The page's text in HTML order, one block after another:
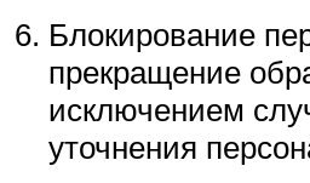
Блокирование
прекращение
исключением
уточнения